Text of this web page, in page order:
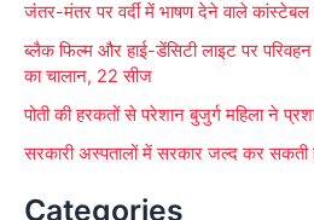
जंतर-मंतर पर वर्दी में भाषण देने वाले कांस्टेबल
ब्लैक फिल्म और हाई-डेंसिटी लाइट पर परिवहन
का चालान, 22 सीज
पोती की हरकतों से परेशान बुजुर्ग महिला ने
सरकारी अस्पतालों में सरकार जल्द कर
Categories